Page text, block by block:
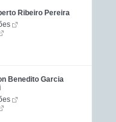
Ribeiro Pereira
Benedito Garcia